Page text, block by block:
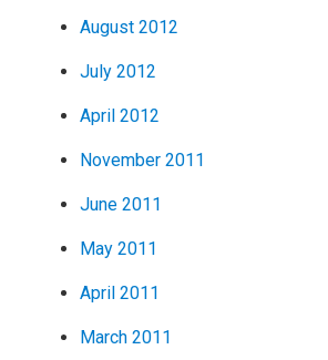
August 2012
July 2012
April 2012
November 2011
June 2011
May 2011
April 2011
March 2011